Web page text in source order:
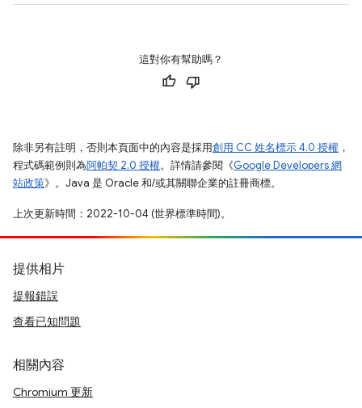
這對你有幫助嗎？
除非另有註明，否則本頁面中的內容是採用創用 CC 姓名標示 4.0 授權 ，
程式碼範例則為阿帕契 2.0 授權。詳情請參閱《Google Developers 網
站政策》。Java 是 Oracle 和/或其關聯企業的註冊商標。
上次更新時間：2022-10-04 (世界標準時間)。
提供相片
提報錯誤
查看已知問題
相關內容
Chromium 更新